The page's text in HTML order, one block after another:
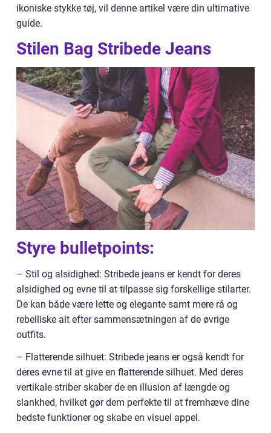
ikoniske stykke tøj, vil denne artikel være din ultimative
guide.
Stilen Bag Stribede Jeans
Styre bulletpoints:
– Stil og alsidighed: Stribede jeans er kendt for deres
alsidighed og evne til at tilpasse sig forskellige stilarter.
De kan både være lette og elegante samt mere rå og
rebelliske alt efter sammensætningen af de øvrige
outfits.
– Flatterende silhuet: Stribede jeans er også kendt for
deres evne til at give en flatterende silhuet. Med deres
vertikale striber skaber de en illusion af længde og
slankhed, hvilket gør dem perfekte til at fremhæve dine
bedste funktioner og skabe en visuel appel.